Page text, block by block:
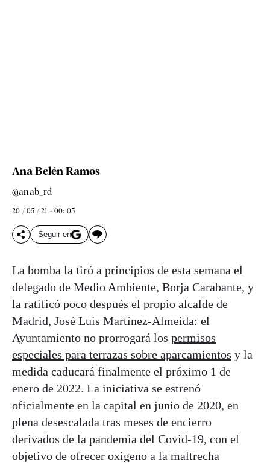
Ana Belén Ramos
@anab_rd
20 / 05 / 21 - 00: 05
Seguir en
La bomba la tiró a principios de esta semana el
delegado de Medio Ambiente, Borja Carabante, y
la ratificó poco después el propio alcalde de
Madrid, José Luis Martínez-Almeida: el
Ayuntamiento no prorrogará los permisos
especiales para terrazas sobre aparcamientos y la
medida caducará finalmente el próximo 1 de
enero de 2022. La iniciativa se estrenó
oficialmente en la capital en junio de 2020, en
plena desescalada tras meses de encierro
derivados de la pandemia del Covid-19, con el
objetivo de ofrecer oxígeno a la maltrecha